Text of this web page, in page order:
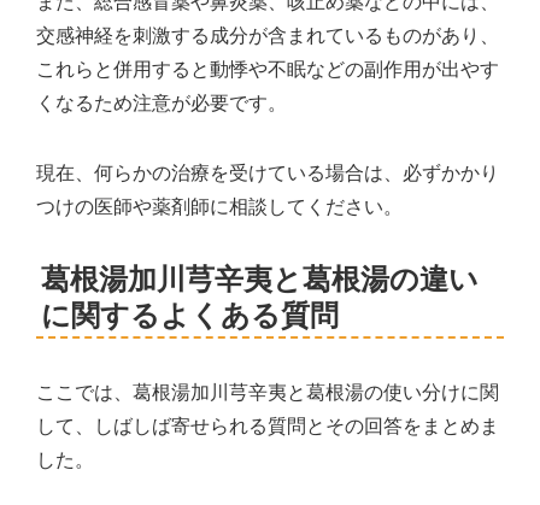
交感神経を刺激する成分が含まれているものがあり、
これらと併用すると動悸や不眠などの副作用が出やす
くなるため注意が必要です。
現在、何らかの治療を受けている場合は、必ずかかり
つけの医師や薬剤師に相談してください。
葛根湯加川芎辛夷と葛根湯の違い
に関するよくある質問
ここでは、葛根湯加川芎辛夷と葛根湯の使い分けに関
して、しばしば寄せられる質問とその回答をまとめま
した。